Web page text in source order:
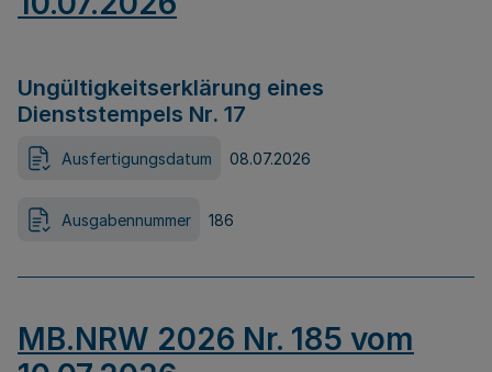
Ungültigkeitserklärung eines
Dienststempels Nr. 17
Ausfertigungsdatum 08.07.2026
Ausgabennummer 186
MB.NRW 2026 Nr. 185 vom